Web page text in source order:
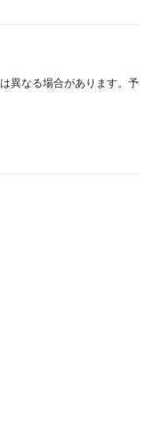
異なる場合があります。予